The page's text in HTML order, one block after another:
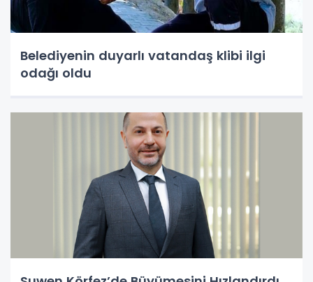
Belediyenin duyarlı vatandaş klibi ilgi
odağı oldu